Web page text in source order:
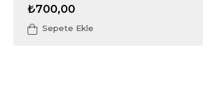
₺700,00
Sepete Ekle